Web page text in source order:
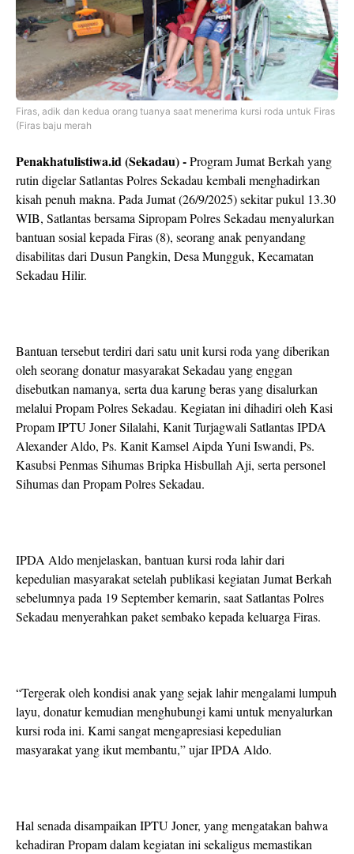
Firas, adik dan kedua orang tuanya saat menerima kursi roda untuk Firas
(Firas baju merah
Penakhatulistiwa.id (Sekadau) -Program Jumat Berkah yang
rutin digelar Satlantas Polres Sekadau kembali menghadirkan
kisah penuh makna. Pada Jumat (26/9/2025) sekitar pukul 13.30
WIB, Satlantas bersama Sipropam Polres Sekadau menyalurkan
bantuan sosial kepada Firas (8), seorang anak penyandang
disabilitas dari Dusun Pangkin, Desa Mungguk, Kecamatan
Sekadau Hilir.
Bantuan tersebut terdiri dari satu unit kursi roda yang diberikan
oleh seorang donatur masyarakat Sekadau yang enggan
disebutkan namanya, serta dua karung beras yang disalurkan
melalui Propam Polres Sekadau. Kegiatan ini dihadiri oleh Kasi
Propam IPTU Joner Silalahi, Kanit Turjagwali Satlantas IPDA
Alexander Aldo, Ps. Kanit Kamsel Aipda Yuni Iswandi, Ps.
Kasubsi Penmas Sihumas Bripka Hisbullah Aji, serta personel
Sihumas dan Propam Polres Sekadau.
IPDA Aldo menjelaskan, bantuan kursi roda lahir dari
kepedulian masyarakat setelah publikasi kegiatan Jumat Berkah
sebelumnya pada 19 September kemarin, saat Satlantas Polres
Sekadau menyerahkan paket sembako kepada keluarga Firas.
“Tergerak oleh kondisi anak yang sejak lahir mengalami lumpuh
layu, donatur kemudian menghubungi kami untuk menyalurkan
kursi roda ini. Kami sangat mengapresiasi kepedulian
masyarakat yang ikut membantu,” ujar IPDA Aldo.
Hal senada disampaikan IPTU Joner, yang mengatakan bahwa
kehadiran Propam dalam kegiatan ini sekaligus memastikan